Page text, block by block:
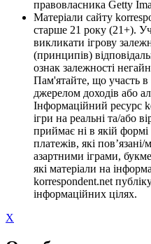
правовласника Getty
Матеріали сайту
старше 21 року (21+).
викликати ігрову
(принципів)
ознак залежності
Пам'ятайте, що участь в
джерелом доходів або
Інформаційний ресурс
ігри на реальні та/або
приймає ні в якій
платежів, які
азартними іграми,
які матеріали на
korrespondent.net
інформаційних цілях.
X